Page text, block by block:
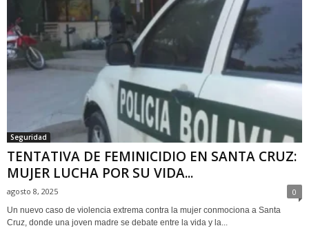
Seguridad
TENTATIVA DE FEMINICIDIO EN SANTA CRUZ:
MUJER LUCHA POR SU VIDA...
agosto 8, 2025 0
Un nuevo caso de violencia extrema contra la mujer conmociona a Santa
Cruz, donde una joven madre se debate entre la vida y la...